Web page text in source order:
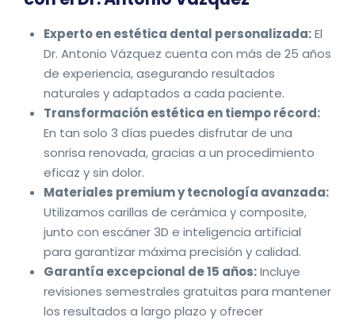
Experto en estética dental personalizada:El
Dr. Antonio Vázquez cuenta con más de 25 años
de experiencia, asegurando resultados
naturales y adaptados a cada paciente.
Transformación estética en tiempo récord:
En tan solo 3 días puedes disfrutar de una
sonrisa renovada, gracias a un procedimiento
eficaz y sin dolor.
Materiales premium y tecnología avanzada:
Utilizamos carillas de cerámica y composite,
junto con escáner 3D e inteligencia artificial
para garantizar máxima precisión y calidad.
Garantía excepcional de 15 años:Incluye
revisiones semestrales gratuitas para mantener
los resultados a largo plazo y ofrecer